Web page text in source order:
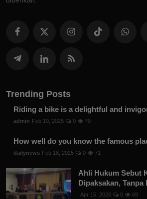
Trending Posts
Riding a bike is a delightful and
admin Feb 19, 2025 0 79
How well do you know the famous
dailynews Feb 18, 2025 0 71
Ahli Hukum Sebut
Dipaksakan, Tanpa
Apr 15, 2026 0 69